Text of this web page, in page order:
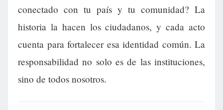
conectado con tu país y tu comunidad? La
historia la hacen los ciudadanos, y cada acto
cuenta para fortalecer esa identidad común. La
responsabilidad no solo es de las instituciones,
sino de todos nosotros.